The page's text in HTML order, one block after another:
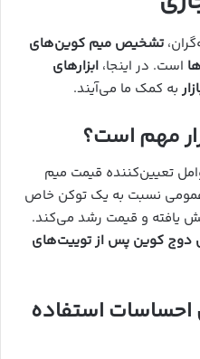
تشخیص میم کوین‌های
است. در اینجا، ابزارهای
به کمک ما می‌آیند.
مهم است؟
تعیین‌کننده قیمت میم
نسبت به یک توکن خاص
یافته و قیمت رشد می‌کند.
دوج کوین پس از توییت‌های
احساسات استفاده